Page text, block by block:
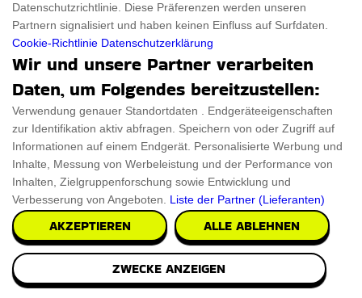
Datenschutzrichtlinie. Diese Präferenzen werden unseren
Partnern signalisiert und haben keinen Einfluss auf Surfdaten.
Cookie-Richtlinie Datenschutzerklärung
Wir und unsere Partner verarbeiten
Daten, um Folgendes bereitzustellen:
Verwendung genauer Standortdaten . Endgeräteeigenschaften
zur Identifikation aktiv abfragen. Speichern von oder Zugriff auf
Informationen auf einem Endgerät. Personalisierte Werbung und
Inhalte, Messung von Werbeleistung und der Performance von
Inhalten, Zielgruppenforschung sowie Entwicklung und
Verbesserung von Angeboten. Liste der Partner (Lieferanten)
AKZEPTIEREN ALLE ABLEHNEN
ZWECKE ANZEIGEN